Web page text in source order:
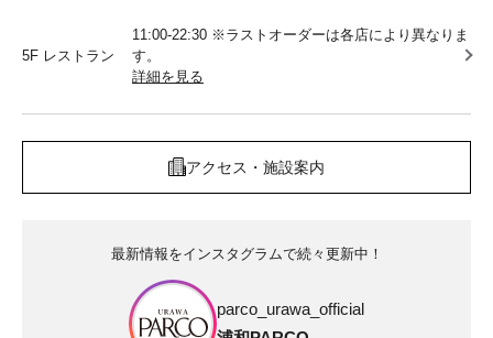
5F レストラン
11:00-22:30 ※ラストオーダーは各店により異なりま
す。
詳細を見る
アクセス・施設案内
最新情報をインスタグラムで続々更新中！
parco_urawa_official